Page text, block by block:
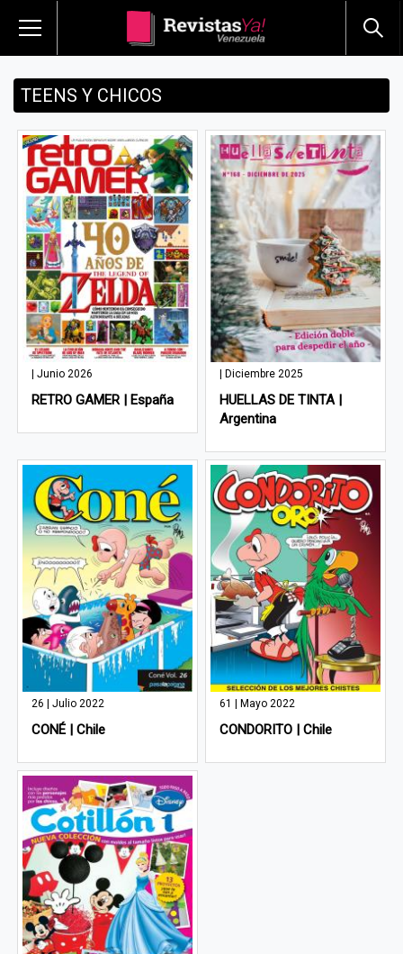
TEENS Y CHICOS
| Junio 2026
RETRO GAMER | España
| Diciembre 2025
HUELLAS DE TINTA |
Argentina
26 | Julio 2022
CONÉ | Chile
61 | Mayo 2022
CONDORITO | Chile